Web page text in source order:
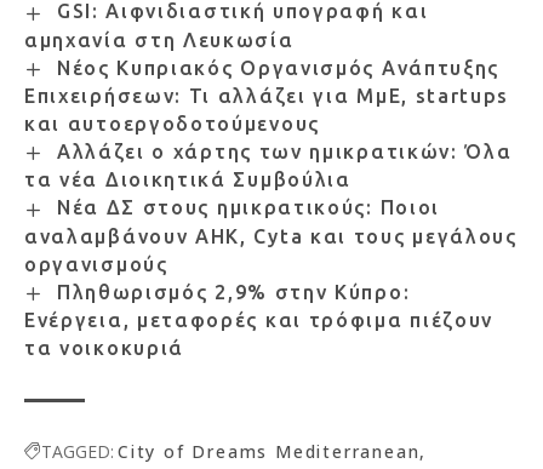
GSI: Αιφνιδιαστική υπογραφή και
αμηχανία στη Λευκωσία
Νέος Κυπριακός Οργανισμός Ανάπτυξης
Επιχειρήσεων: Τι αλλάζει για ΜμΕ, startups
και αυτοεργοδοτούμενους
Αλλάζει ο χάρτης των ημικρατικών: Όλα
τα νέα Διοικητικά Συμβούλια
Νέα ΔΣ στους ημικρατικούς: Ποιοι
αναλαμβάνουν ΑΗΚ, Cyta και τους μεγάλους
οργανισμούς
Πληθωρισμός 2,9% στην Κύπρο:
Ενέργεια, μεταφορές και τρόφιμα πιέζουν
τα νοικοκυριά
TAGGED: City of Dreams Mediterranean